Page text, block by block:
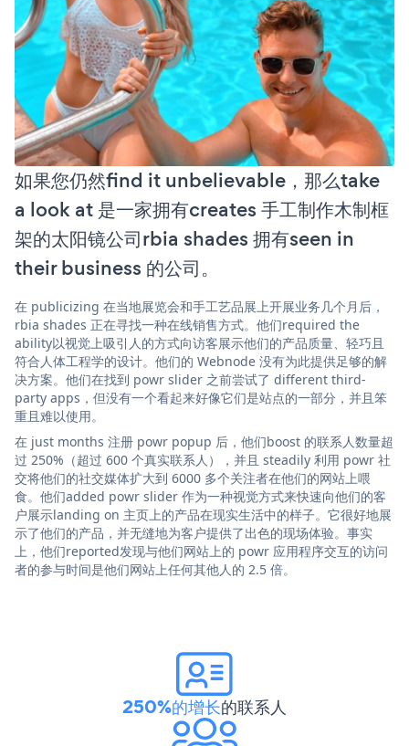
如果您仍然find it unbelievable，那么take
a look at 是一家拥有creates 手工制作木制框
架的太阳镜公司rbia shades 拥有seen in
their business 的公司。
在 publicizing 在当地展览会和手工艺品展上开展业务几个月后，
rbia shades 正在寻找一种在线销售方式。他们required the
ability以视觉上吸引人的方式向访客展示他们的产品质量、轻巧且
符合人体工程学的设计。他们的 Webnode 没有为此提供足够的解
决方案。他们在找到 powr slider 之前尝试了 different third-
party apps，但没有一个看起来好像它们是站点的一部分，并且笨
重且难以使用。
在 just months 注册 powr popup 后，他们boost 的联系人数量超
过 250%（超过 600 个真实联系人），并且 steadily 利用 powr 社
交将他们的社交媒体扩大到 6000 多个关注者在他们的网站上喂
食。他们added powr slider 作为一种视觉方式来快速向他们的客
户展示landing on 主页上的产品在现实生活中的样子。它很好地展
示了他们的产品，并无缝地为客户提供了出色的现场体验。事实
上，他们reported发现与他们网站上的 powr 应用程序交互的访问
者的参与时间是他们网站上任何其他人的 2.5 倍。
250%的增长的联系人